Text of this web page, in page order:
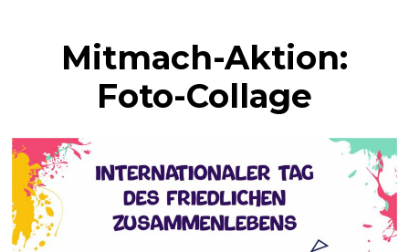
Mitmach-Aktion:
Foto-Collage